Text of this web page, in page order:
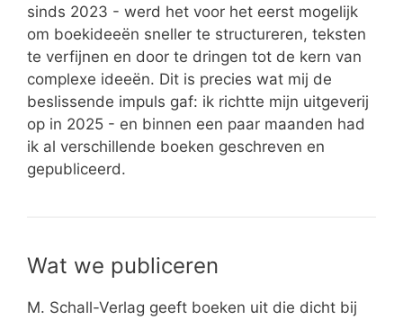
sinds 2023 - werd het voor het eerst mogelijk
om boekideeën sneller te structureren, teksten
te verfijnen en door te dringen tot de kern van
complexe ideeën. Dit is precies wat mij de
beslissende impuls gaf: ik richtte mijn uitgeverij
op in 2025 - en binnen een paar maanden had
ik al verschillende boeken geschreven en
gepubliceerd.
Wat we publiceren
M. Schall-Verlag geeft boeken uit die dicht bij